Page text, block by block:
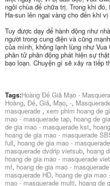
ngôi chùa để chữa trị. Trong khi
Ha-sun lên ngai vàng cho đến khi
Tuy được dạy để hành động như
người trong cung điện và cũng
của mình, không lạnh lùng như
phần tử phản động phát hiện sự
bạo loạn. Chuyện gì sẽ xảy ra tiếp
Tags:Hoàng Đế Giả Mạo -
Hoàng, Đế, Giả, Mạo, -,
masquerade , xem phim hoang de
mao - masquerade tap, hoang de
de gia mao - masquerade kst,
hoang de gia mao - masquerade
full, hoang de gia mao -
masquerade dvdrip vietsub, hoang
hoang de gia mao - masquerade
mf, hoang de gia mao -
masquerade HD, hoang de gia mao
mao - masquerade multi, hoang de